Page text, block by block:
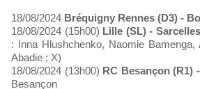
18/08/2024 Bréquigny Rennes (D3) -
18/08/2024 (15h00) Lille (SL) -
: Inna Hlushchenko, Naomie Bamenga,
Abadie ; X)
18/08/2024 (13h00) RC Besançon (R1)
Besançon